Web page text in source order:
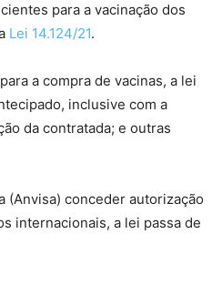
para a vacinação dos
Lei 14.124/21.
a compra de vacinas, a lei
inclusive com a
da contratada; e outras
(Anvisa) conceder autorização
internacionais, a lei passa de